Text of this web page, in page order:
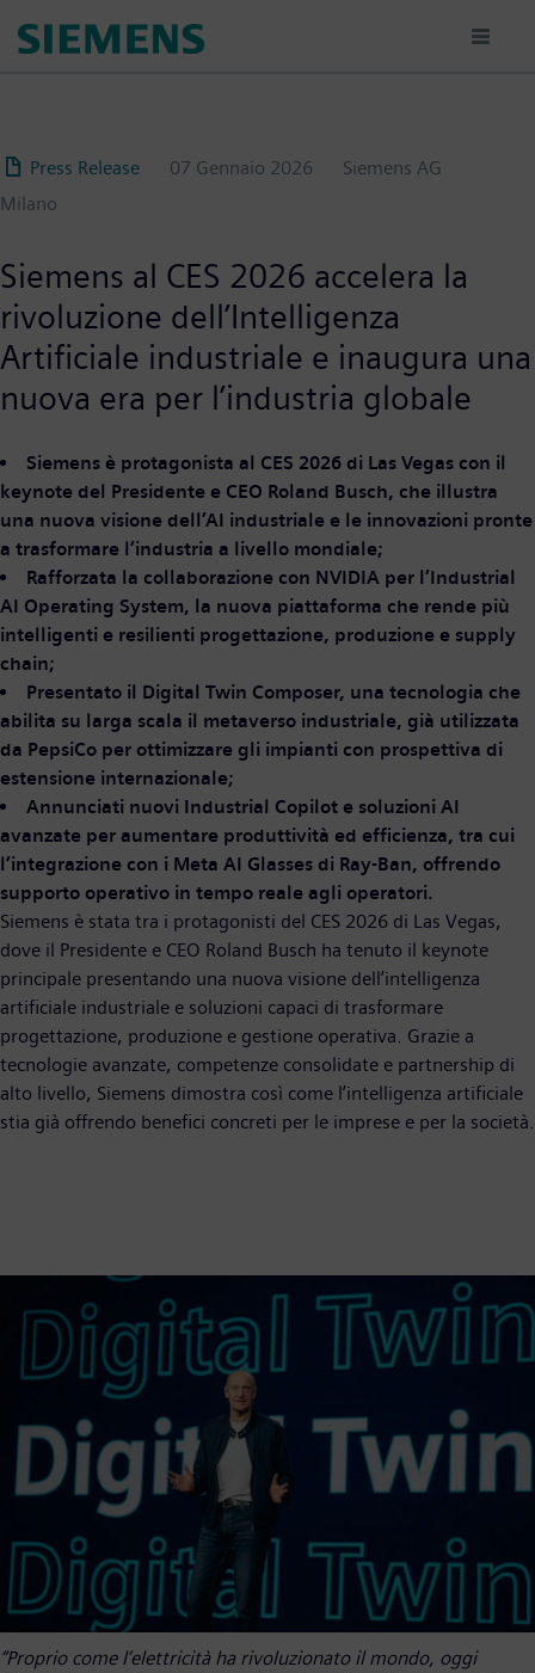
Press Release 07 Gennaio 2026
Siemens AG
Milano
Siemens al CES 2026 accelera la
rivoluzione dell’Intelligenza
Artificiale industriale e inaugura una
nuova era per l’industria globale
Siemens è protagonista al CES 2026 di Las Vegas con il
keynote del Presidente e CEO Roland Busch, che illustra
una nuova visione dell’AI industriale e le innovazioni pronte
a trasformare l’industria a livello mondiale;
Rafforzata la collaborazione con NVIDIA per l’Industrial
AI Operating System, la nuova piattaforma che rende più
intelligenti e resilienti progettazione, produzione e supply
chain;
Presentato il Digital Twin Composer, una tecnologia che
abilita su larga scala il metaverso industriale, già utilizzata
da PepsiCo per ottimizzare gli impianti con prospettiva di
estensione internazionale;
Annunciati nuovi Industrial Copilot e soluzioni AI
avanzate per aumentare produttività ed efficienza, tra cui
l’integrazione con i Meta AI Glasses di Ray-Ban, offrendo
supporto operativo in tempo reale agli operatori.
Siemens è stata tra i protagonisti del CES 2026 di Las Vegas,
dove il Presidente e CEO Roland Busch ha tenuto il keynote
principale presentando una nuova visione dell’intelligenza
artificiale industriale e soluzioni capaci di trasformare
progettazione, produzione e gestione operativa. Grazie a
tecnologie avanzate, competenze consolidate e partnership di
alto livello, Siemens dimostra così come l’intelligenza artificiale
stia già offrendo benefici concreti per le imprese e per la società.
“Proprio come l’elettricità ha rivoluzionato il mondo, oggi